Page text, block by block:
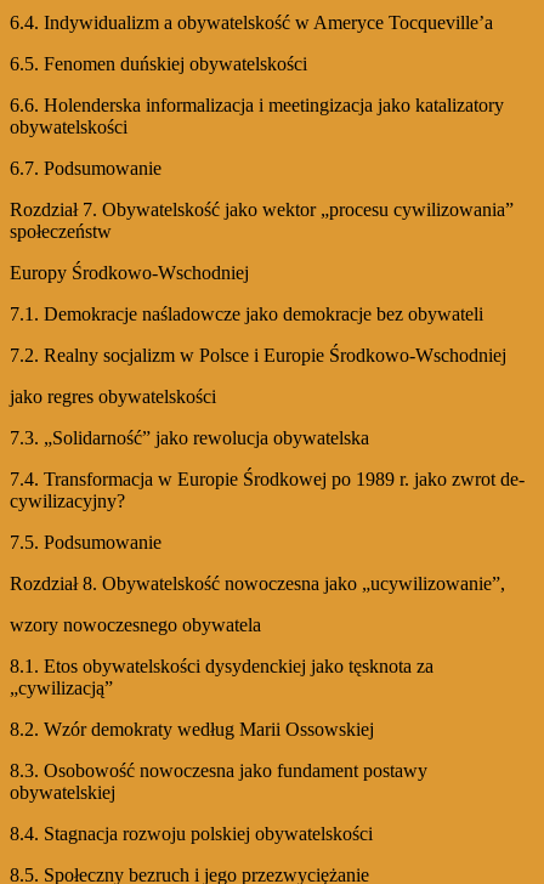
6.4. Indywidualizm a obywatelskość w Ameryce Tocqueville’a
6.5. Fenomen duńskiej obywatelskości
6.6. Holenderska informalizacja i meetingizacja jako katalizatory
obywatelskości
6.7. Podsumowanie
Rozdział 7. Obywatelskość jako wektor „procesu cywilizowania”
społeczeństw
Europy Środkowo-Wschodniej
7.1. Demokracje naśladowcze jako demokracje bez obywateli
7.2. Realny socjalizm w Polsce i Europie Środkowo-Wschodniej
jako regres obywatelskości
7.3. „Solidarność” jako rewolucja obywatelska
7.4. Transformacja w Europie Środkowej po 1989 r. jako zwrot de-
cywilizacyjny?
7.5. Podsumowanie
Rozdział 8. Obywatelskość nowoczesna jako „ucywilizowanie”,
wzory nowoczesnego obywatela
8.1. Etos obywatelskości dysydenckiej jako tęsknota za
„cywilizacją”
8.2. Wzór demokraty według Marii Ossowskiej
8.3. Osobowość nowoczesna jako fundament postawy
obywatelskiej
8.4. Stagnacja rozwoju polskiej obywatelskości
8.5. Społeczny bezruch i jego przezwyciężanie